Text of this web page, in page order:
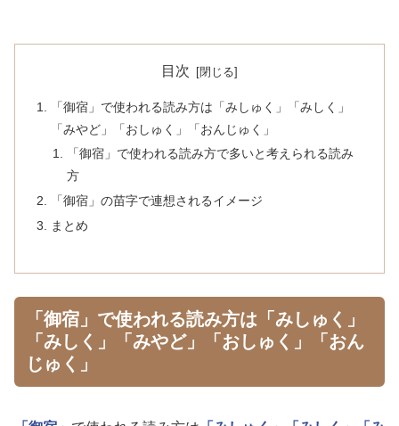
目次
「御宿」で使われる読み方は「みしゅく」「みしく」
「みやど」「おしゅく」「おんじゅく」
「御宿」で使われる読み方で多いと考えられる読み
方
「御宿」の苗字で連想されるイメージ
まとめ
「御宿」で使われる読み方は「みしゅく」
「みしく」「みやど」「おしゅく」「おん
じゅく」